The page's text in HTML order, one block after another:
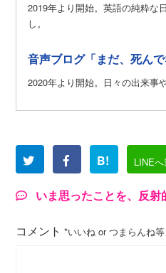
2019年より開始。英語の純粋な
し。
音声ブログ「まだ、死んで
2020年より開始。日々の出来事
B! LINE
いま思ったことを、反
コメント *いいね or つまらんね等